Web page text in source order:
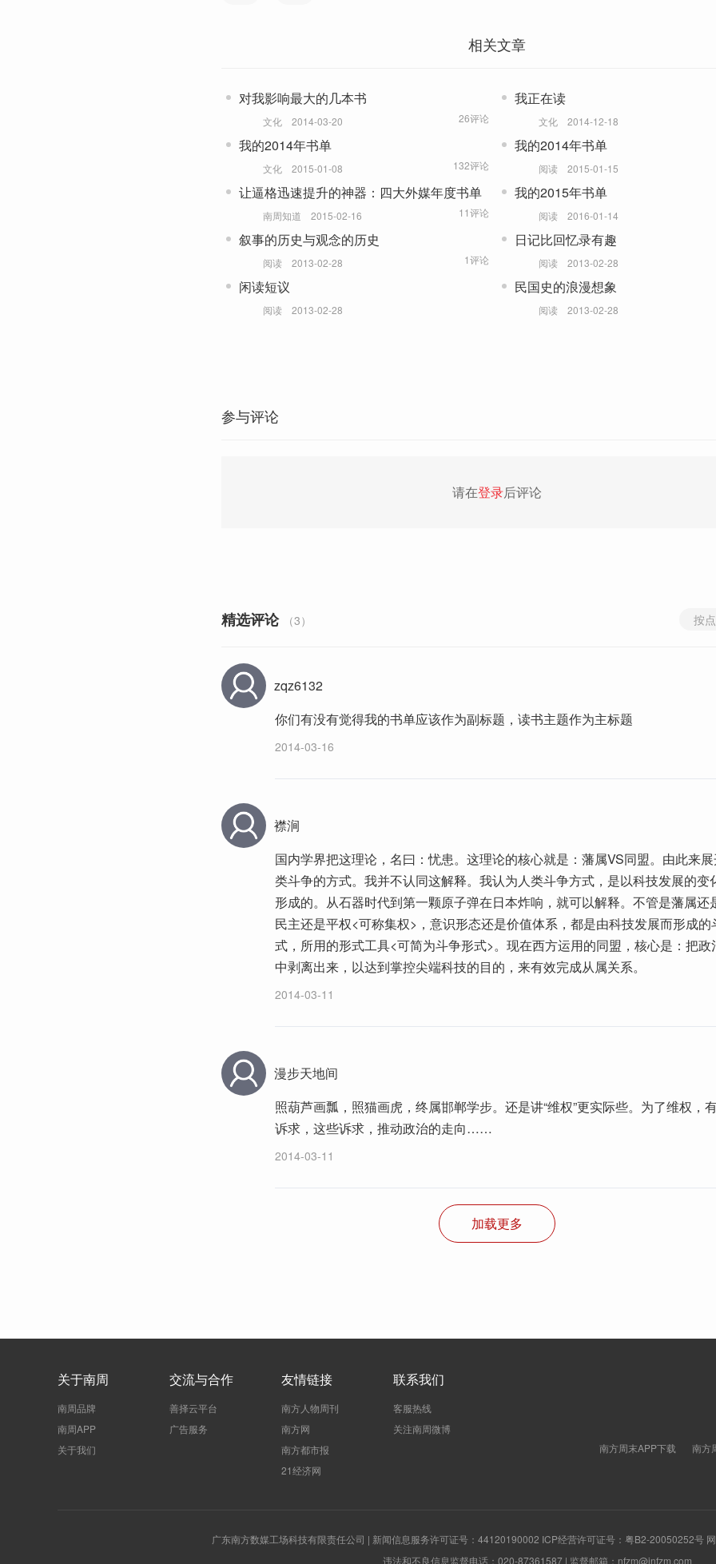
相关文章
对我影响最大的几本书
文化 2014-03-20 26评论
我正在读
文化 2014-12-18
我的2014年书单
文化 2015-01-08 132评论
我的2014年书单
阅读 2015-01-15
让逼格迅速提升的神器：四大外媒年度书单
南周知道 2015-02-16 11评论
我的2015年书单
阅读 2016-01-14
叙事的历史与观念的历史
阅读 2013-02-28 1评论
日记比回忆录有趣
阅读 2013-02-28
闲读短议
阅读 2013-02-28
民国史的浪漫想象
阅读 2013-02-28
参与评论
请在登录后评论
精选评论 （3） 按
zqz6132
你们有没有觉得我的书单应该作为副标题，读书主题作为主标题
2014-03-16
襟涧
国内学界把这理论，名曰：忧患。这理论的核心就是：藩属VS同盟。由此来
类斗争的方式。我并不认同这解释。我认为人类斗争方式，是以科技发展的变
形成的。从石器时代到第一颗原子弹在日本炸响，就可以解释。不管是藩属还
民主还是平权<可称集权>，意识形态还是价值体系，都是由科技发展而形成的
式，所用的形式工具<可简为斗争形式>。现在西方运用的同盟，核心是：把政
中剥离出来，以达到掌控尖端科技的目的，来有效完成从属关系。
2014-03-11
漫步天地间
照葫芦画瓢，照猫画虎，终属邯郸学步。还是讲“维权”更实际些。为了维权，
诉求，这些诉求，推动政治的走向……
2014-03-11
加载更多
关于南周
南周品牌
南周APP
关于我们
交流与合作
善择云平台
广告服务
友情链接
南方人物周刊
南方网
南方都市报
21经济网
联系我们
客服热线
关注南周微博
南方周末APP下载
南方
广东南方数媒工场科技有限责任公司 | 新闻信息服务许可证号：44120190002 ICP经营许可证号：粤B2-20050252号 网
违法和不良信息监督电话：020-87361587 | 监督邮箱：nfzm@infzm.com